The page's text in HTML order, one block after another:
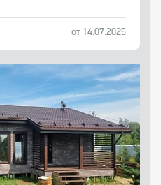
от 14.07.2025